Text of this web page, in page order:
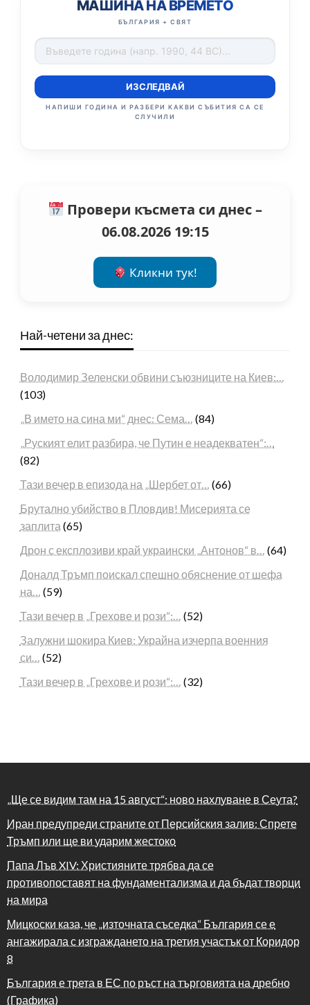
МАШИНА НА ВРЕМЕТО
БЪЛГАРИЯ + СВЯТ
ИЗСЛЕДВАЙ
НАПИШИ ГОДИНА И РАЗБЕРИ КАКВИ СЪБИТИЯ СА СЕ
СЛУЧИЛИ
Провери късмета си днес –
06.08.2026 19:15
Кликни тук!
Най-четени за днес:
Володимир Зеленски обвини съюзниците на Киев:…
(103)
„В името на сина ми“ днес: Сема… (84)
„Руският елит разбира, че Путин е неадекватен“:…
(82)
Тази вечер в епизода на „Шербет от… (66)
Брутално убийство в Пловдив! Мисерията се
заплита (65)
Дрон с експлозиви край украински „Антонов“ в… (64)
Доналд Тръмп поискал спешно обяснение от шефа
на… (59)
Тази вечер в „Грехове и рози“:… (52)
Залужни шокира Киев: Украйна изчерпа военния
си… (52)
Тази вечер в „Грехове и рози“:… (32)
„Ще се видим там на 15 август“: ново нахлуване в Сеута?
Иран предупреди страните от Персийския залив: Спрете
Тръмп или ще ви ударим жестоко
Папа Лъв XIV: Християните трябва да се
противопоставят на фундаментализма и да бъдат творци
на мира
Мицкоски каза, че „източната съседка“ България се е
ангажирала с изграждането на третия участък от Коридор
8
България е трета в ЕС по ръст на търговията на дребно
(Графика)